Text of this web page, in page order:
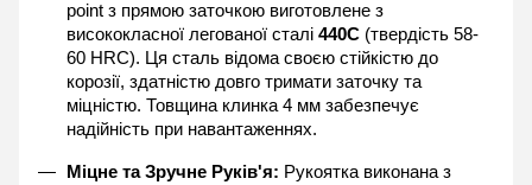
point з прямою заточкою виготовлене з
висококласної легованої сталі 440С (твердість 58-
60 HRC). Ця сталь відома своєю стійкістю до
корозії, здатністю довго тримати заточку та
міцністю. Товщина клинка 4 мм забезпечує
надійність при навантаженнях.
Міцне та Зручне Руків'я: Рукоятка виконана з